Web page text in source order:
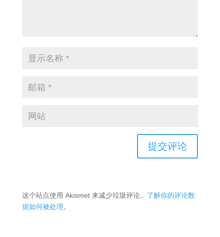
这个站点使用 Akismet 来减少垃圾评论。 了解你的评论数
据如何被处理。